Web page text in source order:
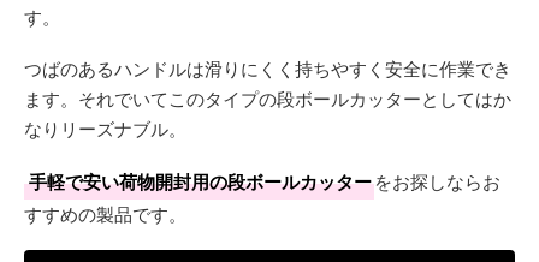
す。
つばのあるハンドルは滑りにくく持ちやすく安全に作業でき
ます。それでいてこのタイプの段ボールカッターとしてはか
なりリーズナブル。
手軽で安い荷物開封用の段ボールカッターをお探しならお
すすめの製品です。